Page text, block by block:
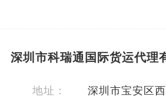
深圳市科瑞通国际货运代理
地址： 深圳市宝安区